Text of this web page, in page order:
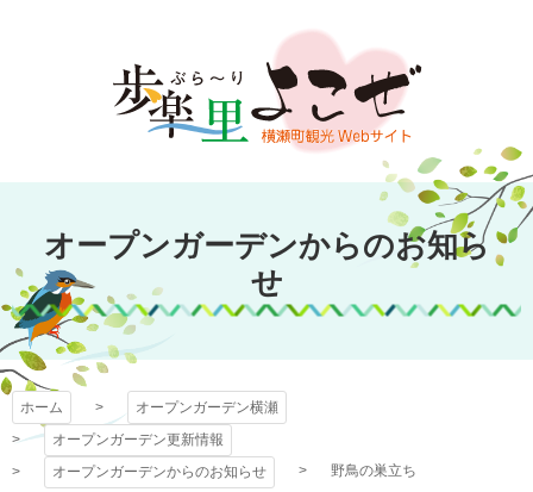
文
キ
プ
オープンガーデン
横瀬
オープンガーデンからのお知ら
せ
ホーム
オープンガーデン横瀬
オープンガーデン更新情報
オープンガーデンからのお知らせ
野鳥の巣立ち